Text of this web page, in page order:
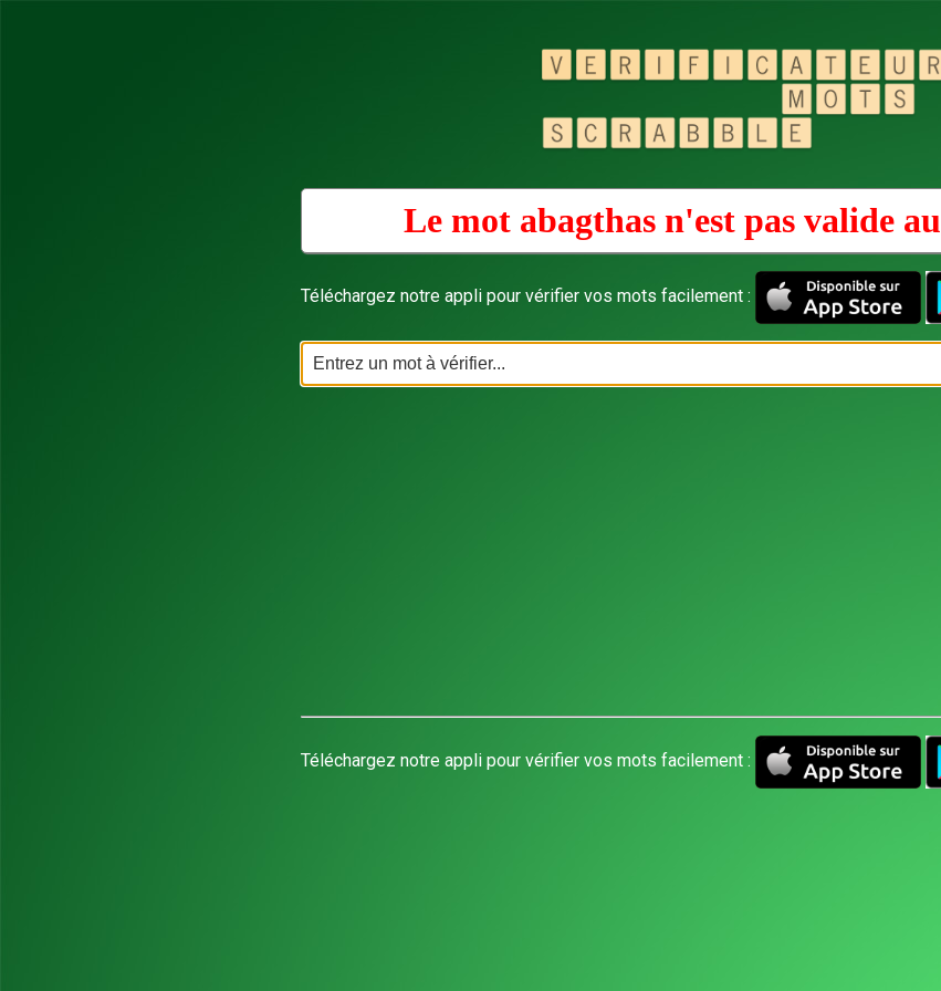
Le mot abagthas n'est pas valide au
Téléchargez notre appli pour vérifier vos mots facilement :
Téléchargez notre appli pour vérifier vos mots facilement :